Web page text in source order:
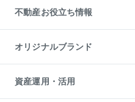
貸すガイド
事業用不動産
マンション投資
投資用マンション
アパート経営
収益物件
ビル購入（ビル一棟）
投資用不動産の売却査定
事業用不動産の売却査定
不動産お役立ち情報
マンションライブラリー
人気マンションランキング
暮らしに役立つ不動産メディア
不動産相場・不動産価格情報
オリジナルブランド
一棟リノベーションマンション
L`GENTE（ルジェンテ）
区分リノベーションマンション
資産運用・活用